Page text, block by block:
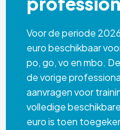
Voor de periode
euro beschikbaar
po, go, vo en mbo.
de vorige
aanvragen voor
volledige
euro is toen